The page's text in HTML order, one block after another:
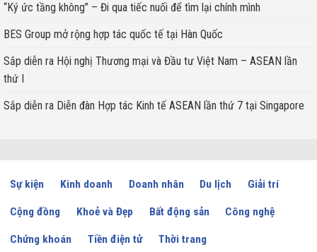
“Ký ức tầng không” – Đi qua tiếc nuối để tìm lại chính mình
BES Group mở rộng hợp tác quốc tế tại Hàn Quốc
Sắp diễn ra Hội nghị Thương mại và Đầu tư Việt Nam – ASEAN lần
thứ I
Sắp diễn ra Diễn đàn Hợp tác Kinh tế ASEAN lần thứ 7 tại Singapore
Sự kiện Kinh doanh Doanh nhân Du lịch Giải trí
Cộng đồng Khoẻ và Đẹp Bất động sản Công nghệ
Chứng khoán Tiền điện tử Thời trang